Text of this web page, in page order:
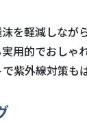
を軽減しなが
用的でおしゃ
で紫外線対策